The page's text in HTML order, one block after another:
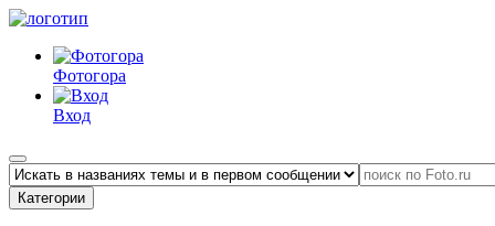
Фотогора
Вход
Категории